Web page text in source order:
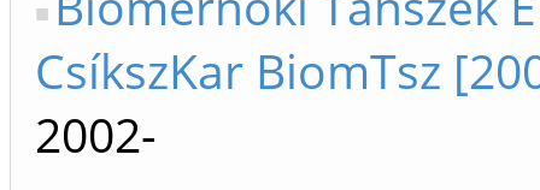
CsíkszKar BiomTsz
2002-